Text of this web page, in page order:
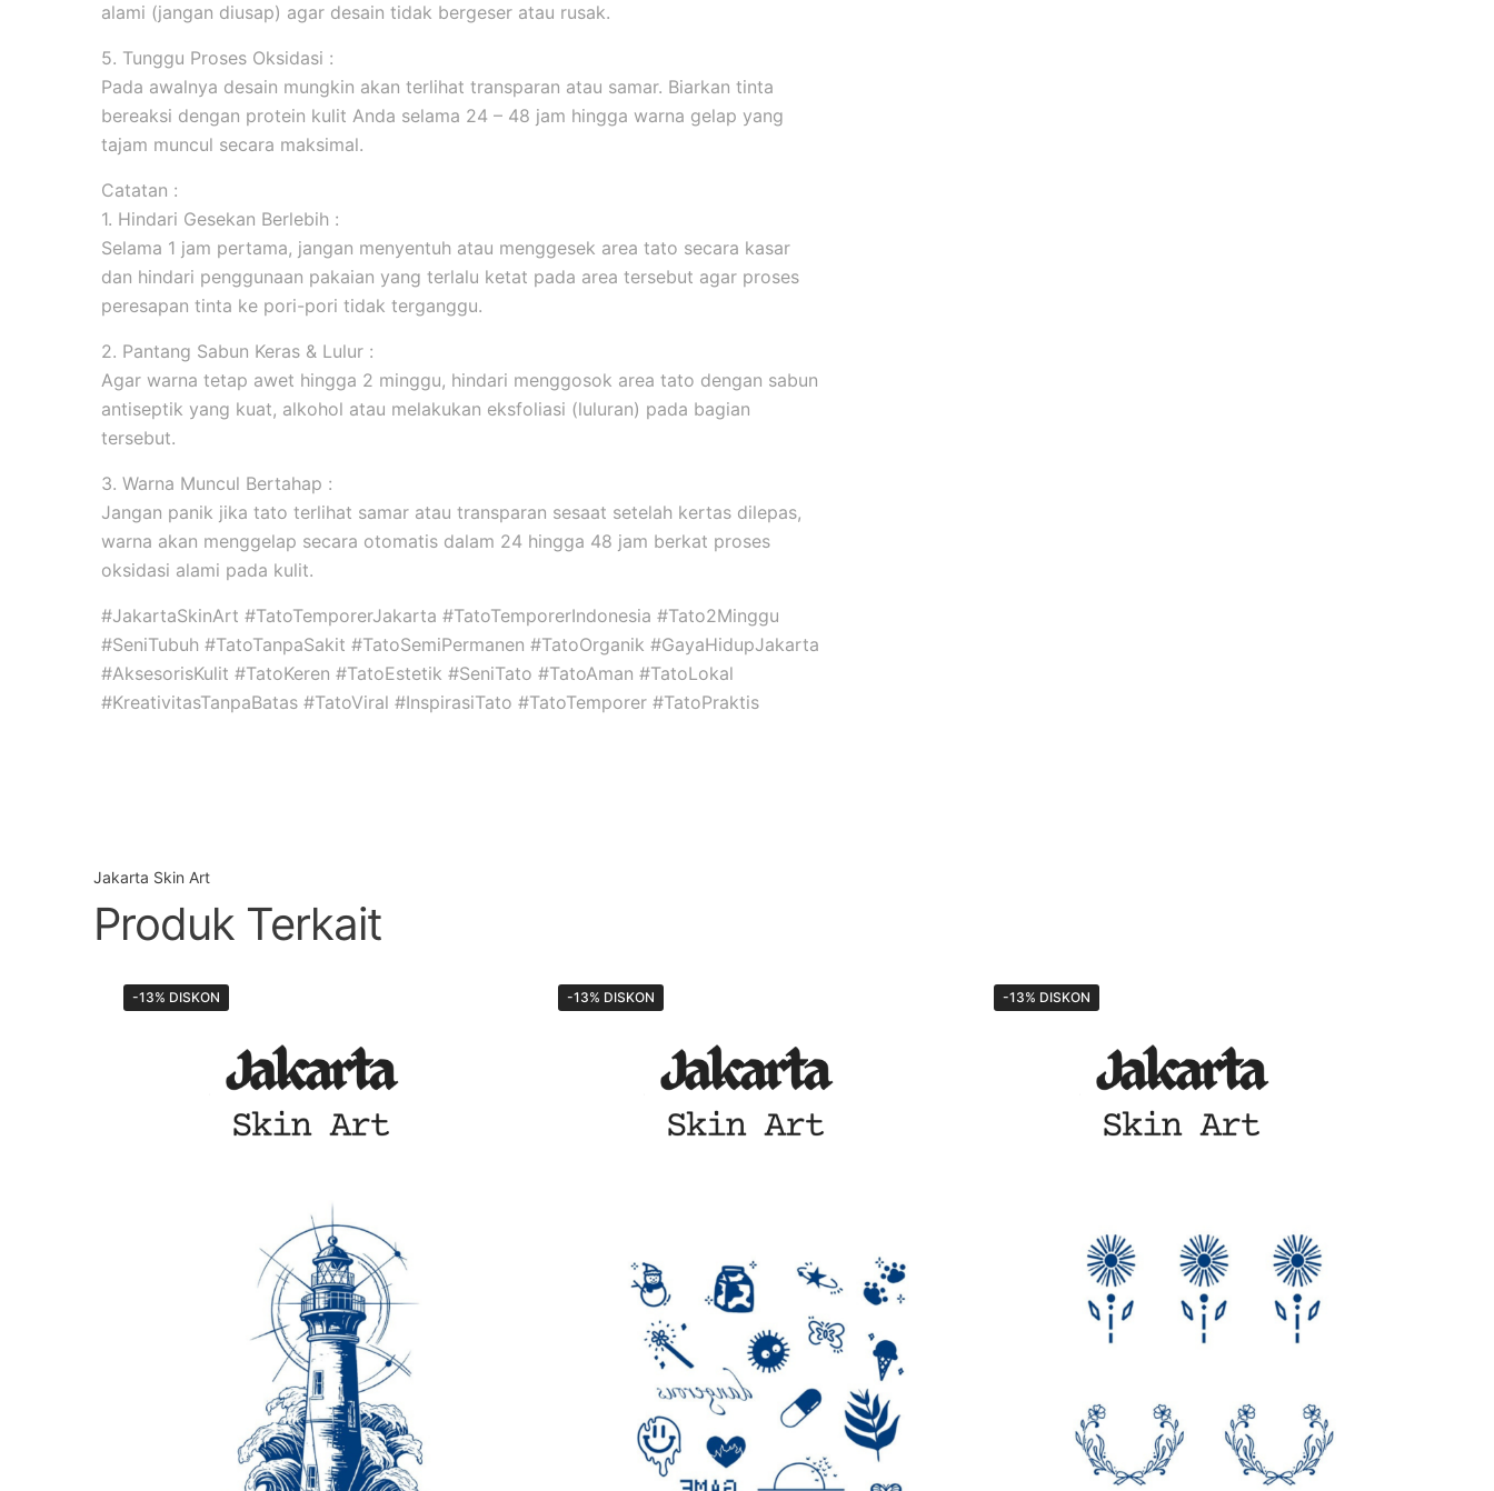
alami (jangan diusap) agar desain tidak bergeser atau rusak.
5. Tunggu Proses Oksidasi :
Pada awalnya desain mungkin akan terlihat transparan atau samar. Biarkan tinta
bereaksi dengan protein kulit Anda selama 24 – 48 jam hingga warna gelap yang
tajam muncul secara maksimal.
Catatan :
1. Hindari Gesekan Berlebih :
Selama 1 jam pertama, jangan menyentuh atau menggesek area tato secara kasar
dan hindari penggunaan pakaian yang terlalu ketat pada area tersebut agar proses
peresapan tinta ke pori-pori tidak terganggu.
2. Pantang Sabun Keras & Lulur :
Agar warna tetap awet hingga 2 minggu, hindari menggosok area tato dengan sabun
antiseptik yang kuat, alkohol atau melakukan eksfoliasi (luluran) pada bagian
tersebut.
3. Warna Muncul Bertahap :
Jangan panik jika tato terlihat samar atau transparan sesaat setelah kertas dilepas,
warna akan menggelap secara otomatis dalam 24 hingga 48 jam berkat proses
oksidasi alami pada kulit.
#JakartaSkinArt #TatoTemporerJakarta #TatoTemporerIndonesia #Tato2Minggu
#SeniTubuh #TatoTanpaSakit #TatoSemiPermanen #TatoOrganik #GayaHidupJakarta
#AksesorisKulit #TatoKeren #TatoEstetik #SeniTato #TatoAman #TatoLokal
#KreativitasTanpaBatas #TatoViral #InspirasiTato #TatoTemporer #TatoPraktis
Jakarta Skin Art
Produk Terkait
-13% DISKON -13% DISKON -13% DISKON